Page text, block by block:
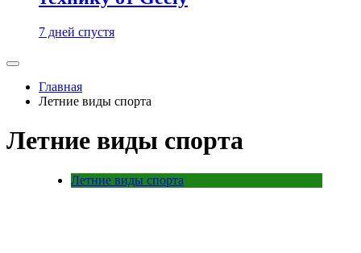
7 дней спустя
Главная
Летние виды спорта
Летние виды спорта
Летние виды спорта